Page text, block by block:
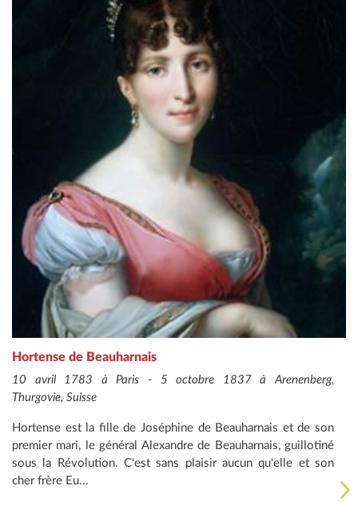
Hortense de Beauharnais
10 avril 1783 à Paris - 5 octobre 1837 à Arenenberg,
Thurgovie, Suisse
Hortense est la fille de Joséphine de Beauharnais et de son
premier mari, le général Alexandre de Beauharnais, guillotiné
sous la Révolution. C'est sans plaisir aucun qu'elle et son
cher frère Eu...